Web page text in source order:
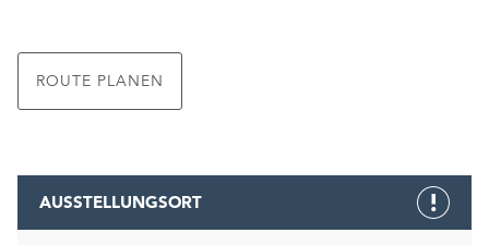
ROUTE PLANEN
AUSSTELLUNGSORT